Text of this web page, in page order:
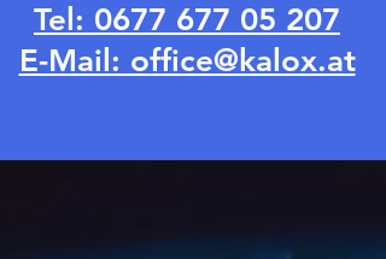
Tel: 0677 677 05 207
E-Mail: office@kalox.at